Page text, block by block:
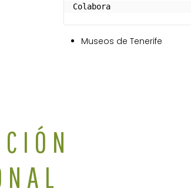
Colabora
Museos de Tenerife